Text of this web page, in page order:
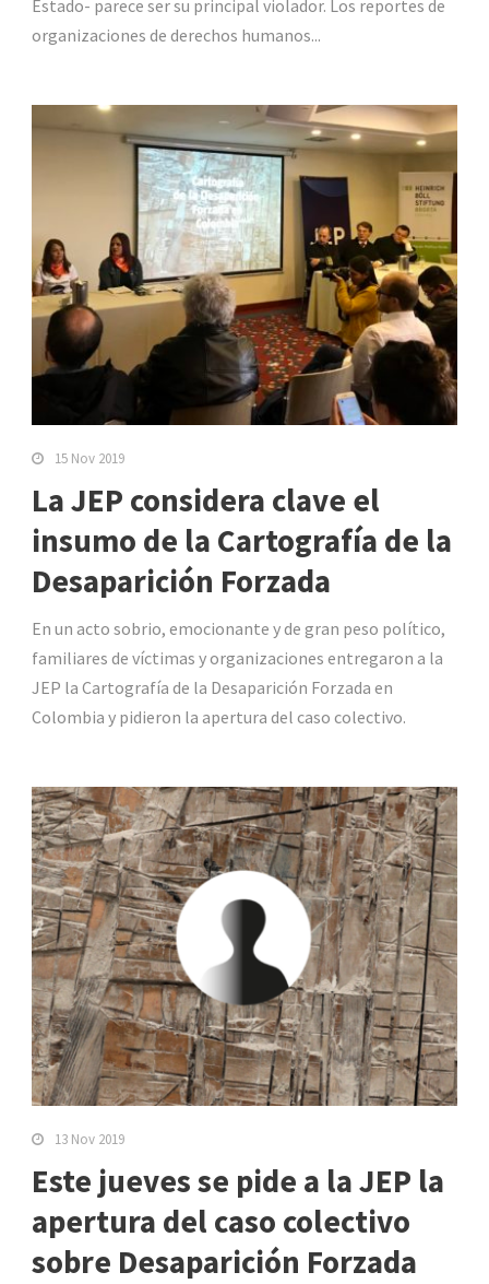
Estado- parece ser su principal violador. Los reportes de
organizaciones de derechos humanos...
15 Nov 2019
La JEP considera clave el
insumo de la Cartografía de la
Desaparición Forzada
En un acto sobrio, emocionante y de gran peso político,
familiares de víctimas y organizaciones entregaron a la
JEP la Cartografía de la Desaparición Forzada en
Colombia y pidieron la apertura del caso colectivo.
13 Nov 2019
Este jueves se pide a la JEP la
apertura del caso colectivo
sobre Desaparición Forzada